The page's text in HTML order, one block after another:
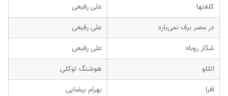
کلفتها
علی رفیعی
در مصر برف نمی‌بارد
علی رفیعی
شکار روباه
علی رفیعی
اتللو
هوشنگ توکلی
افرا
بهرام بیضایی